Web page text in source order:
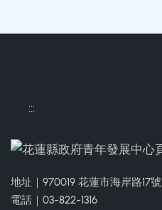
:::
地址｜970019 花蓮市海岸路17號
電話｜03-822-1316